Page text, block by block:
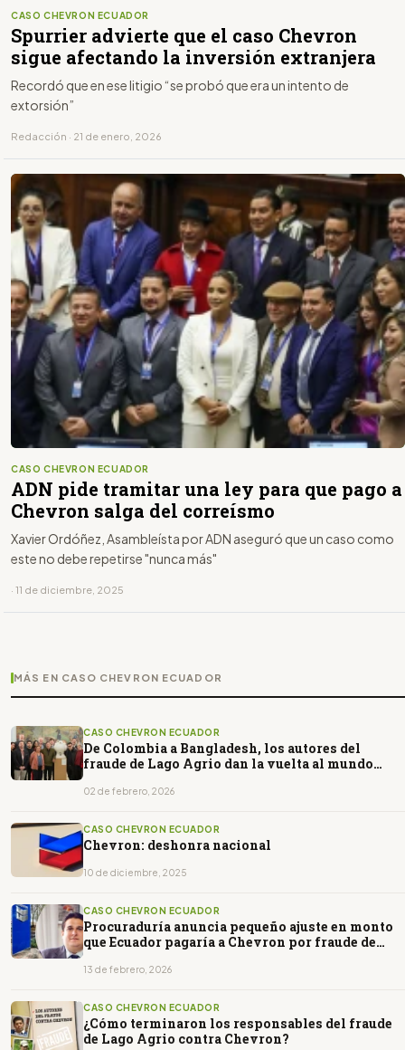
CASO CHEVRON ECUADOR
Spurrier advierte que el caso Chevron
sigue afectando la inversión extranjera
Recordó que en ese litigio “se probó que era un intento de
extorsión”
Redacción · 21 de enero, 2026
CASO CHEVRON ECUADOR
ADN pide tramitar una ley para que pago a
Chevron salga del correísmo
Xavier Ordóñez, Asambleísta por ADN aseguró que un caso como
este no debe repetirse "nunca más"
· 11 de diciembre, 2025
MÁS EN CASO CHEVRON ECUADOR
CASO CHEVRON ECUADOR
De Colombia a Bangladesh, los autores del
fraude de Lago Agrio dan la vuelta al mundo
02 de febrero, 2026
CASO CHEVRON ECUADOR
Chevron: deshonra nacional
10 de diciembre, 2025
CASO CHEVRON ECUADOR
Procuraduría anuncia pequeño ajuste en monto
que Ecuador pagaría a Chevron por fraude de
13 de febrero, 2026
CASO CHEVRON ECUADOR
¿Cómo terminaron los responsables del fraude
de Lago Agrio contra Chevron?